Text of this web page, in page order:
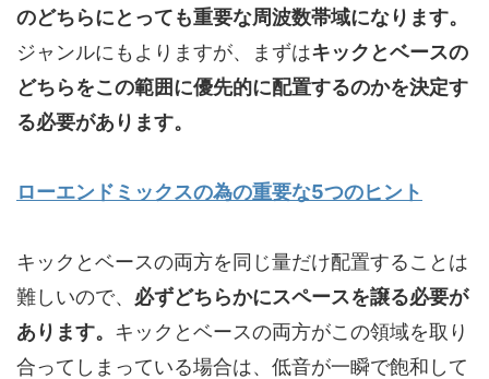
のどちらにとっても重要な周波数帯域になります。
ジャンルにもよりますが、まずはキックとベースの
どちらをこの範囲に優先的に配置するのかを決定す
る必要があります。
ローエンドミックスの為の重要な5つのヒント
キックとベースの両方を同じ量だけ配置することは
難しいので、 必ずどちらかにスペースを譲る必要が
あります。 キックとベースの両方がこの領域を取り
合ってしまっている場合は、低音が一瞬で飽和して